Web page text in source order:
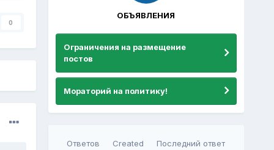
0
ОБЪЯВЛЕНИЯ
Ограничения на размещение
постов
Мораторий на политику!
Ответов Created Последний ответ